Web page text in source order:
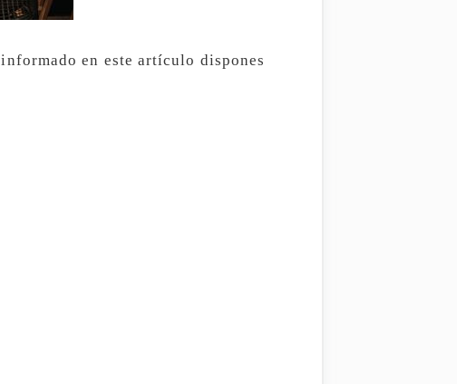
en este artículo dispones